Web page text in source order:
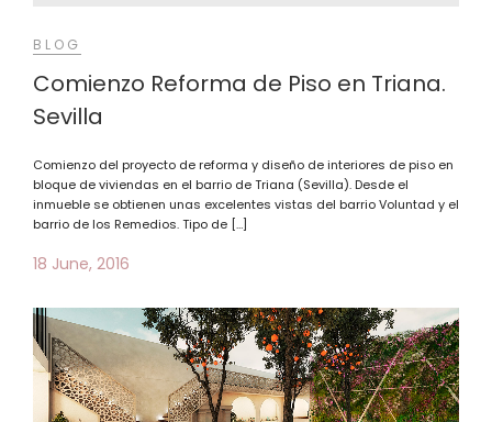
BLOG
Comienzo Reforma de Piso en Triana.
Sevilla
Comienzo del proyecto de reforma y diseño de interiores de piso en
bloque de viviendas en el barrio de Triana (Sevilla). Desde el
inmueble se obtienen unas excelentes vistas del barrio Voluntad y el
barrio de los Remedios. Tipo de […]
18 June, 2016